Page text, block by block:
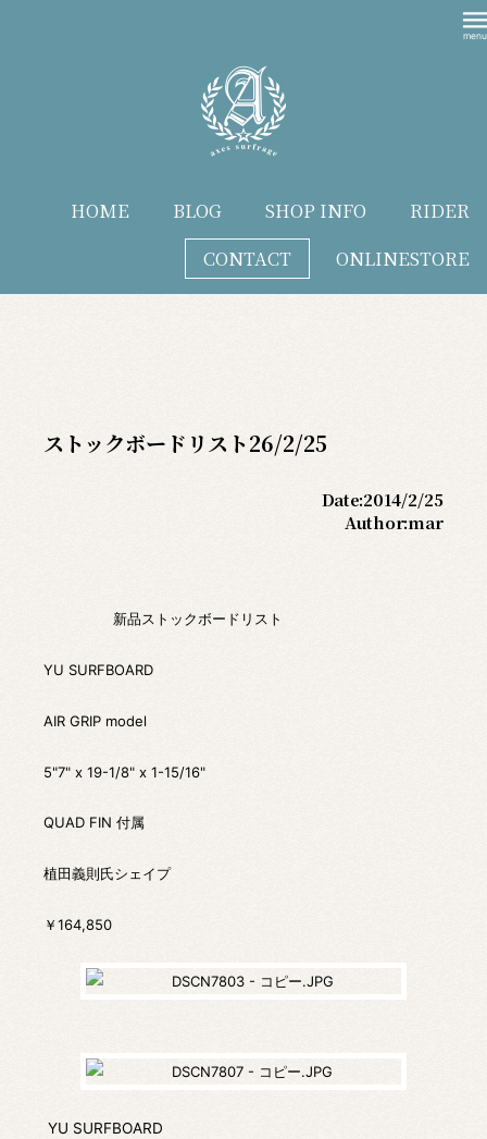
HOME BLOG SHOP INFO
RIDER
CONTACT
ONLINESTORE
ストックボードリスト26/2/25
Date:2014/2/25
Author:mar
新品ストックボードリスト
YU SURFBOARD
AIR GRIP model
5"7" x 19-1/8" x 1-15/16"
QUAD FIN 付属
植田義則氏シェイプ
￥164,850
YU SURFBOARD